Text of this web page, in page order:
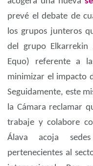
prevé el debate de
los grupos junteros
del grupo Elkarrekin
Equo) referente a
minimizar el impacto
Seguidamente, este
la Cámara reclamar
trabaje y colabore
Álava acoja
pertenecientes al